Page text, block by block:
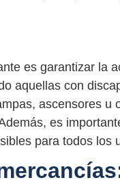
es garantizar la
aquellas con
ascensores
es
para todos los